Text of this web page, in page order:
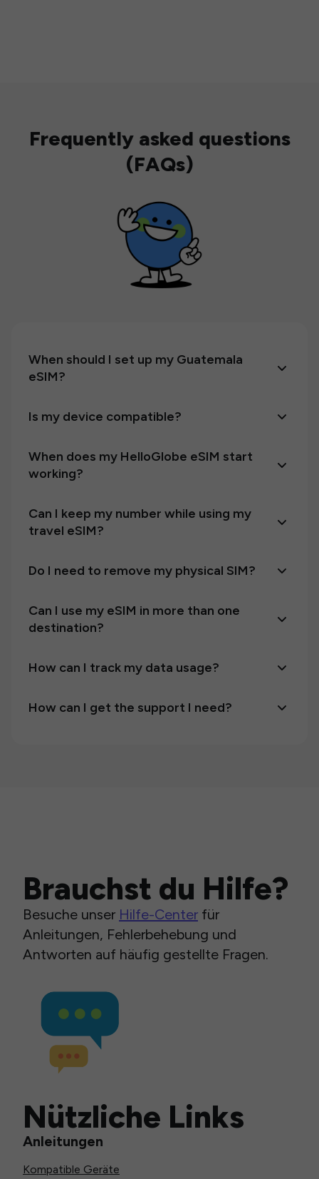
Frequently asked questions
(FAQs)
When should I set up my Guatemala
eSIM?
Is my device compatible?
When does my HelloGlobe eSIM start
working?
Can I keep my number while using my
travel eSIM?
Do I need to remove my physical SIM?
Can I use my eSIM in more than one
destination?
How can I track my data usage?
How can I get the support I need?
Brauchst du Hilfe?
Besuche unser Hilfe-Center für
Anleitungen, Fehlerbehebung und
Antworten auf häufig gestellte Fragen.
Nützliche Links
Anleitungen
Kompatible Geräte